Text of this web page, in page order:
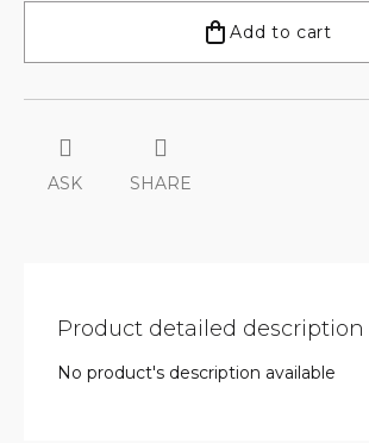
Add to cart
ASK SHARE
Product detailed description
No product's description available